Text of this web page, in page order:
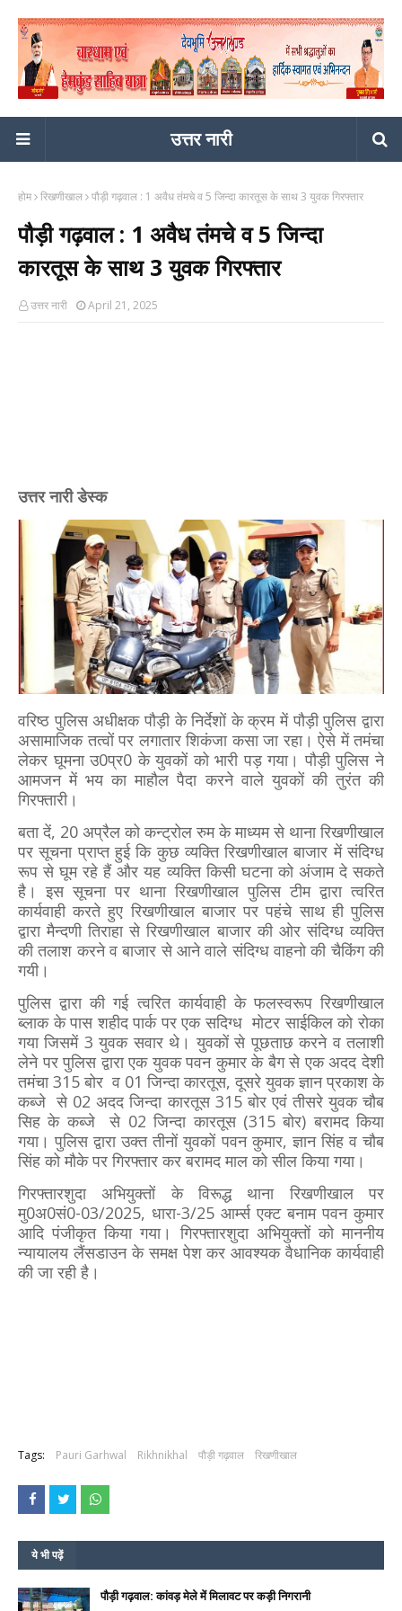
उत्तर नारी
होम रिखणीखाल पौड़ी गढ़वाल : 1 अवैध तंमचे व 5 जिन्दा कारतूस के साथ 3 युवक गिरफ्तार
पौड़ी गढ़वाल : 1 अवैध तंमचे व 5 जिन्दा
कारतूस के साथ 3 युवक गिरफ्तार
उत्तर नारी April 21, 2025
उत्तर नारी डेस्क
वरिष्ठ पुलिस अधीक्षक पौड़ी के निर्देशों के क्रम में पौड़ी पुलिस द्वारा
असामाजिक तत्वों पर लगातार शिकंजा कसा जा रहा। ऐसे में तमंचा
लेकर घूमना उ0प्र0 के युवकों को भारी पड़ गया। पौड़ी पुलिस ने
आमजन में भय का माहौल पैदा करने वाले युवकों की तुरंत की
गिरफ्तारी।
बता दें, 20 अप्रैल को कन्ट्रोल रुम के माध्यम से थाना रिखणीखाल
पर सूचना प्राप्त हुई कि कुछ व्यक्ति रिखणीखाल बाजार में संदिग्ध
रूप से घूम रहे हैं और यह व्यक्ति किसी घटना को अंजाम दे सकते
है। इस सूचना पर थाना रिखणीखाल पुलिस टीम द्वारा त्वरित
कार्यवाही करते हुए रिखणीखाल बाजार पर पहंचे साथ ही पुलिस
द्वारा मैन्दणी तिराहा से रिखणीखाल बाजार की ओर संदिग्ध व्यक्ति
की तलाश करने व बाजार से आने वाले संदिग्ध वाहनो की चैकिंग की
गयी।
पुलिस द्वारा की गई त्वरित कार्यवाही के फलस्वरूप रिखणीखाल
ब्लाक के पास शहीद पार्क पर एक सदिग्ध मोटर साईकिल को रोका
गया जिसमें 3 युवक सवार थे। युवकों से पूछताछ करने व तलाशी
लेने पर पुलिस द्वारा एक युवक पवन कुमार के बैग से एक अदद देशी
तमंचा 315 बोर व 01 जिन्दा कारतूस, दूसरे युवक ज्ञान प्रकाश के
कब्जे से 02 अदद जिन्दा कारतूस 315 बोर एवं तीसरे युवक चौब
सिह के कब्जे से 02 जिन्दा कारतूस (315 बोर) बरामद किया
गया। पुलिस द्वारा उक्त तीनों युवकों पवन कुमार, ज्ञान सिंह व चौब
सिंह को मौके पर गिरफ्तार कर बरामद माल को सील किया गया।
गिरफ्तारशुदा अभियुक्तों के विरूद्ध थाना रिखणीखाल पर
मु0अ0सं0-03/2025, धारा-3/25 आर्म्स एक्ट बनाम पवन कुमार
आदि पंजीकृत किया गया। गिरफ्तारशुदा अभियुक्तों को माननीय
न्यायालय लैंसडाउन के समक्ष पेश कर आवश्यक वैधानिक कार्यवाही
की जा रही है।
Tags: Pauri Garhwal Rikhnikhal पौड़ी गढ़वाल रिखणीखाल
ये भी पढ़ें
पौड़ी गढ़वाल: कांवड़ मेले में मिलावट पर कड़ी निगरानी